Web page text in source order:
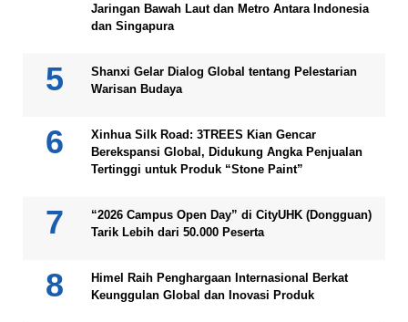
Jaringan Bawah Laut dan Metro Antara Indonesia
dan Singapura
Shanxi Gelar Dialog Global tentang Pelestarian
Warisan Budaya
Xinhua Silk Road: 3TREES Kian Gencar
Berekspansi Global, Didukung Angka Penjualan
Tertinggi untuk Produk “Stone Paint”
“2026 Campus Open Day” di CityUHK (Dongguan)
Tarik Lebih dari 50.000 Peserta
Himel Raih Penghargaan Internasional Berkat
Keunggulan Global dan Inovasi Produk